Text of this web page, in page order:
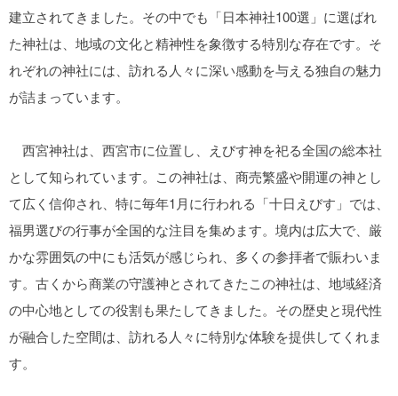
建立されてきました。その中でも「日本神社100選」に選ばれ
た神社は、地域の文化と精神性を象徴する特別な存在です。そ
れぞれの神社には、訪れる人々に深い感動を与える独自の魅力
が詰まっています。
西宮神社は、西宮市に位置し、えびす神を祀る全国の総本社
として知られています。この神社は、商売繁盛や開運の神とし
て広く信仰され、特に毎年1月に行われる「十日えびす」では、
福男選びの行事が全国的な注目を集めます。境内は広大で、厳
かな雰囲気の中にも活気が感じられ、多くの参拝者で賑わいま
す。古くから商業の守護神とされてきたこの神社は、地域経済
の中心地としての役割も果たしてきました。その歴史と現代性
が融合した空間は、訪れる人々に特別な体験を提供してくれま
す。